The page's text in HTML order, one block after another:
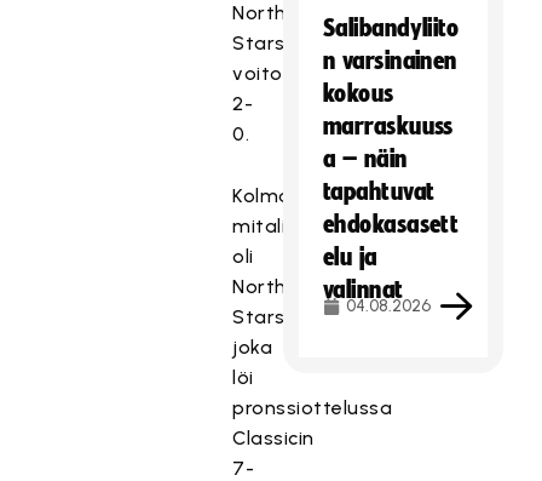
Northern
Starsin
voitoin
2-
0.
Kolmas
mitalisti
oli
Northern
Stars,
joka
löi
pronssiottelussa
Classicin
7-
Salibandyliito
n varsinainen
kokous
marraskuuss
a – näin
tapahtuvat
ehdokasasett
elu ja
valinnat
04.08.2026